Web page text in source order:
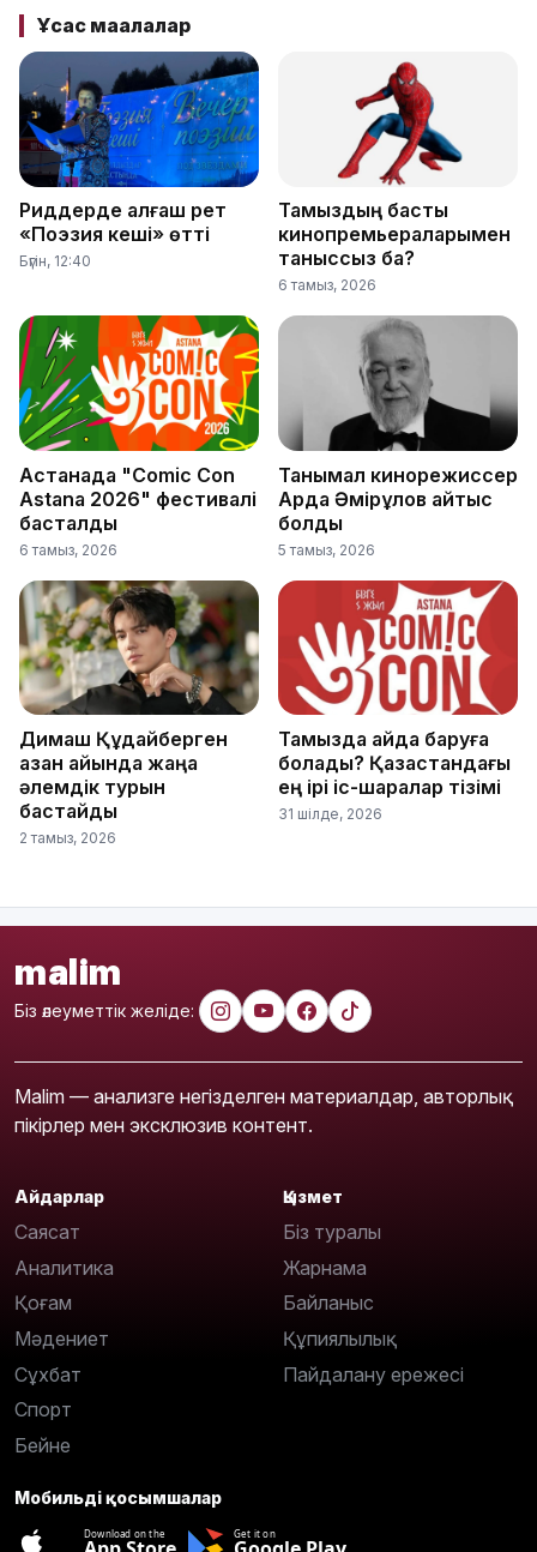
Ұқсас мақалалар
Риддерде алғаш рет
«Поэзия кеші» өтті
Бүгін, 12:40
Тамыздың басты
кинопремьераларымен
таныссыз ба?
6 тамыз, 2026
Астанада "Comic Con
Astana 2026" фестивалі
басталды
6 тамыз, 2026
Танымал кинорежиссер
Ардақ Әмірқұлов қайтыс
болды
5 тамыз, 2026
Димаш Құдайберген
қазан айында жаңа
әлемдік турын
бастайды
2 тамыз, 2026
Тамызда қайда баруға
болады? Қазақстандағы
ең ірі іс-шаралар тізімі
31 шілде, 2026
malim
Біз әлеуметтік желіде:
Malim — анализге негізделген материалдар, авторлық
пікірлер мен эксклюзив контент.
Айдарлар
Саясат
Аналитика
Қоғам
Мәдениет
Сұхбат
Спорт
Бейне
Қызмет
Біз туралы
Жарнама
Байланыс
Құпиялылық
Пайдалану ережесі
Мобильді қосымшалар
Download on the Get it on